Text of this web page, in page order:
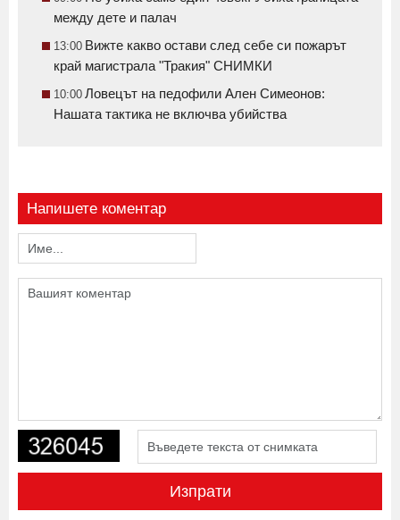
между дете и палач
13:00 Вижте какво остави след себе си пожарът
край магистрала "Тракия" СНИМКИ
10:00 Ловецът на педофили Ален Симеонов:
Нашата тактика не включва убийства
Напишете коментар
Изпрати